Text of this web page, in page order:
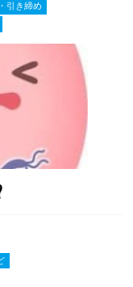
引き締め